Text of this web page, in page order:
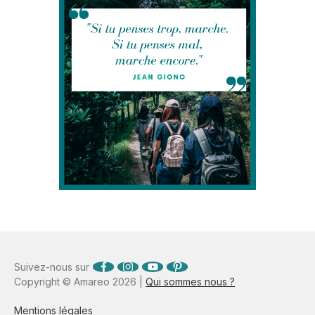
Copyright © Amareo 2026 | Qui sommes nous ?
Mentions légales
Suivez-nous sur